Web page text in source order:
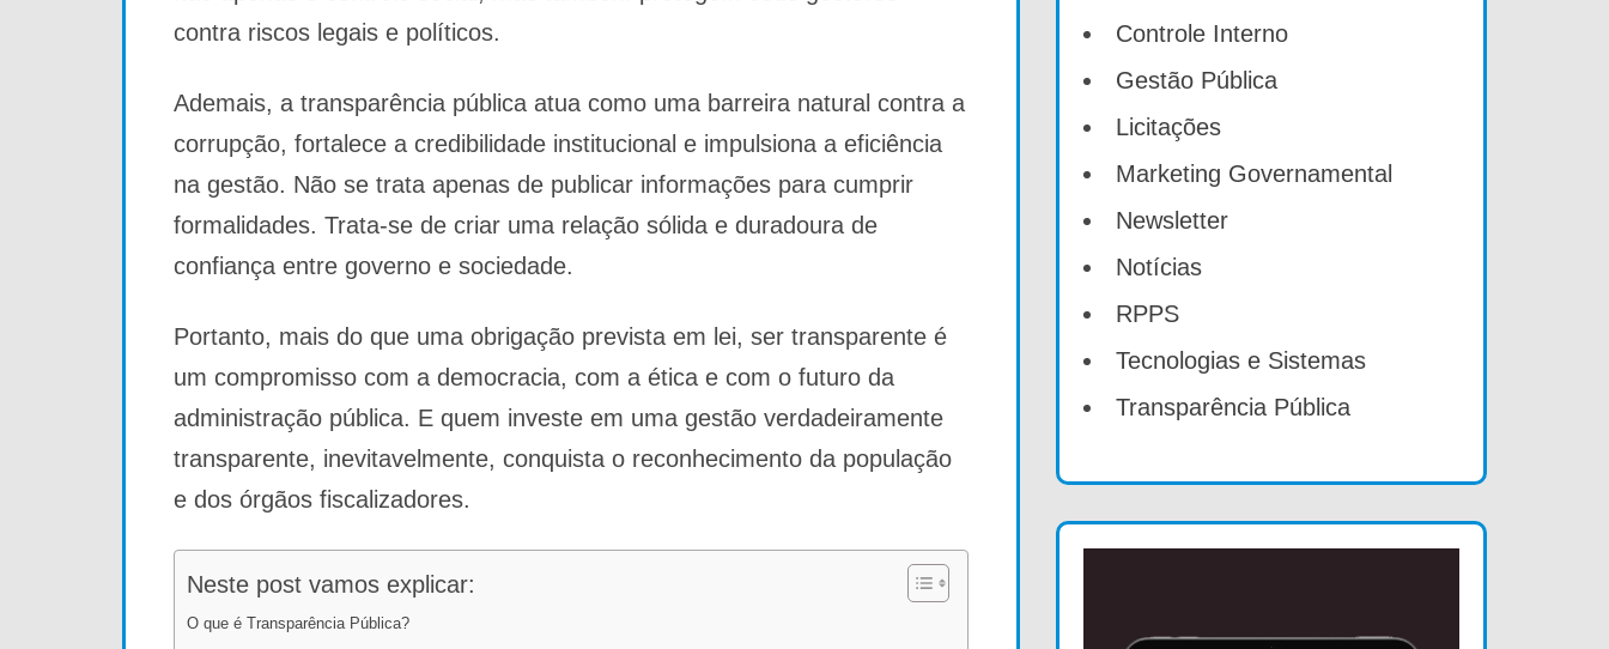
contra riscos legais e políticos.
Ademais, a transparência pública atua como uma barreira natural contra a
corrupção, fortalece a credibilidade institucional e impulsiona a eficiência
na gestão. Não se trata apenas de publicar informações para cumprir
formalidades. Trata-se de criar uma relação sólida e duradoura de
confiança entre governo e sociedade.
Portanto, mais do que uma obrigação prevista em lei, ser transparente é
um compromisso com a democracia, com a ética e com o futuro da
administração pública. E quem investe em uma gestão verdadeiramente
transparente, inevitavelmente, conquista o reconhecimento da população
e dos órgãos fiscalizadores.
Neste post vamos explicar:
O que é Transparência Pública?
Controle Interno
Gestão Pública
Licitações
Marketing Governamental
Newsletter
Notícias
RPPS
Tecnologias e Sistemas
Transparência Pública